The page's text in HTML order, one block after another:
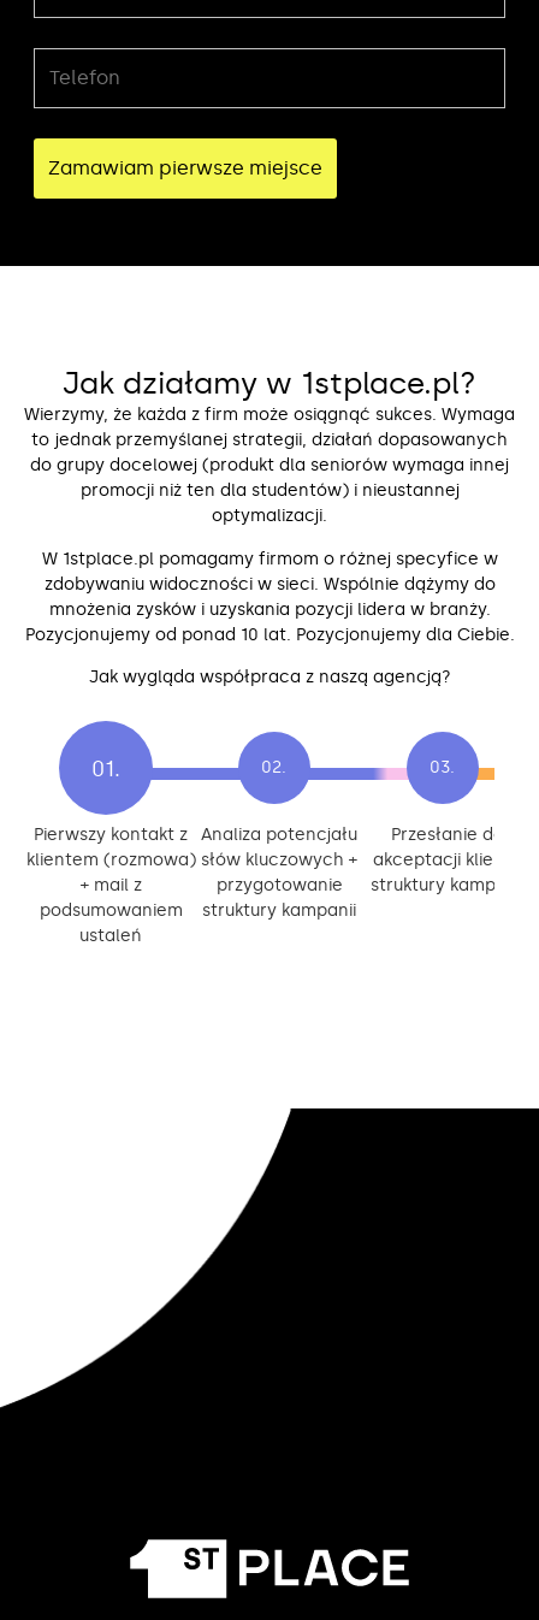
Jak działamy w 1stplace.pl?
Wierzymy, że każda z firm może osiągnąć sukces. Wymaga
to jednak przemyślanej strategii, działań dopasowanych
do grupy docelowej (produkt dla seniorów wymaga innej
promocji niż ten dla studentów) i nieustannej
optymalizacji.
W 1stplace.pl pomagamy firmom o różnej specyfice w
zdobywaniu widoczności w sieci. Wspólnie dążymy do
mnożenia zysków i uzyskania pozycji lidera w branży.
Pozycjonujemy od ponad 10 lat. Pozycjonujemy dla Ciebie.
Jak wygląda współpraca z naszą agencją?
Pierwszy kontakt z
klientem (rozmowa)
+ mail z
podsumowaniem
ustaleń
Analiza potencjału
słów kluczowych +
przygotowanie
struktury kampanii
Przesłanie do
akceptacji klienta
struktury kampanii